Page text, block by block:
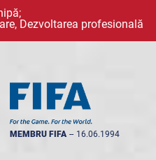
Dezvoltarea profesională
MEMBRU FIFA -- 16.06.1994